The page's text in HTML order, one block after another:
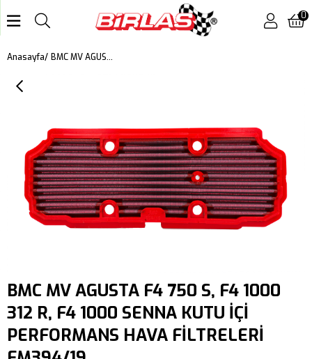
0
Anasayfa BMC MV AGUSTA F4 750 S, F4 1000 312 R, F4 1000 SENNA KUTU İÇİ PERFORMANS HAVA FİLTRELERİ FM394/19
BMC MV AGUSTA F4 750 S, F4 1000
312 R, F4 1000 SENNA KUTU İÇİ
PERFORMANS HAVA FİLTRELERİ